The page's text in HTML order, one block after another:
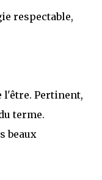
respectable,
Pertinent,
terme.
beaux